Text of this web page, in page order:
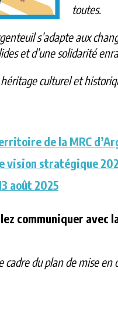
toutes.
s’adapte aux
et d’une solidarité
culturel et
de la MRC
vision stratégique
août 2025
communiquer avec
du plan de mise